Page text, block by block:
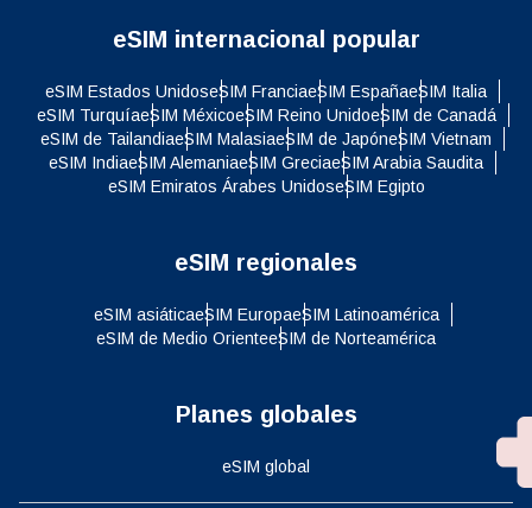
eSIM internacional popular
eSIM Estados UnidoseSIM FranciaeSIM EspañaeSIM Italia
eSIM TurquíaeSIM MéxicoeSIM Reino UnidoeSIM de Canadá
eSIM de TailandiaeSIM MalasiaeSIM de JapóneSIM Vietnam
eSIM IndiaeSIM AlemaniaeSIM GreciaeSIM Arabia Saudita
eSIM Emiratos Árabes UnidoseSIM Egipto
eSIM regionales
eSIM asiáticaeSIM EuropaeSIM Latinoamérica
eSIM de Medio OrienteeSIM de Norteamérica
Planes globales
eSIM global